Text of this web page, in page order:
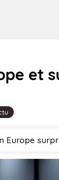
et
Europe